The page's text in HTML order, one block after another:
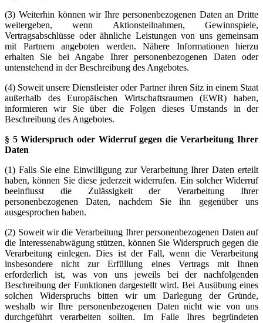
(3) Weiterhin können wir Ihre personenbezogenen Daten an Dritte
weitergeben, wenn Aktionsteilnahmen, Gewinnspiele,
Vertragsabschlüsse oder ähnliche Leistungen von uns gemeinsam
mit Partnern angeboten werden. Nähere Informationen hierzu
erhalten Sie bei Angabe Ihrer personenbezogenen Daten oder
untenstehend in der Beschreibung des Angebotes.
(4) Soweit unsere Dienstleister oder Partner ihren Sitz in einem Staat
außerhalb des Europäischen Wirtschaftsraumen (EWR) haben,
informieren wir Sie über die Folgen dieses Umstands in der
Beschreibung des Angebotes.
§ 5 Widerspruch oder Widerruf gegen die Verarbeitung Ihrer
Daten
(1) Falls Sie eine Einwilligung zur Verarbeitung Ihrer Daten erteilt
haben, können Sie diese jederzeit widerrufen. Ein solcher Widerruf
beeinflusst die Zulässigkeit der Verarbeitung Ihrer
personenbezogenen Daten, nachdem Sie ihn gegenüber uns
ausgesprochen haben.
(2) Soweit wir die Verarbeitung Ihrer personenbezogenen Daten auf
die Interessenabwägung stützen, können Sie Widerspruch gegen die
Verarbeitung einlegen. Dies ist der Fall, wenn die Verarbeitung
insbesondere nicht zur Erfüllung eines Vertrags mit Ihnen
erforderlich ist, was von uns jeweils bei der nachfolgenden
Beschreibung der Funktionen dargestellt wird. Bei Ausübung eines
solchen Widerspruchs bitten wir um Darlegung der Gründe,
weshalb wir Ihre personenbezogenen Daten nicht wie von uns
durchgeführt verarbeiten sollten. Im Falle Ihres begründeten